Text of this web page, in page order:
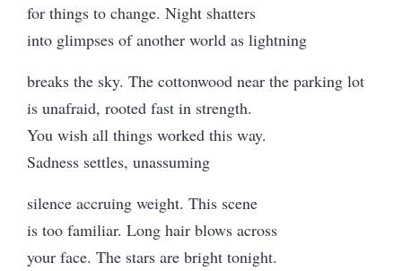
for things to change. Night shatters
into glimpses of another world as lightning
breaks the sky. The cottonwood near the parking lot
is unafraid, rooted fast in strength.
You wish all things worked this way.
Sadness settles, unassuming
silence accruing weight. This scene
is too familiar. Long hair blows across
your face. The stars are bright tonight.